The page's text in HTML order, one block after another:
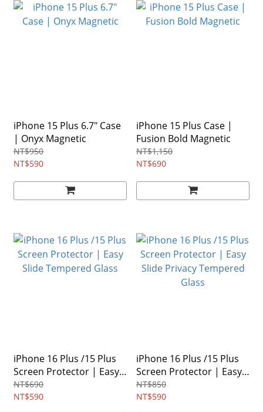
iPhone 15 Plus 6.7" Case
| Onyx Magnetic
NT$950
NT$590
iPhone 15 Plus Case |
Fusion Bold Magnetic
NT$1,150
NT$690
iPhone 16 Plus /15 Plus
Screen Protector | Easy
Slide Tempered Glass
NT$690
NT$590
iPhone 16 Plus /15 Plus
Screen Protector | Easy
Slide Privacy Tempered
Glass
NT$850
NT$590